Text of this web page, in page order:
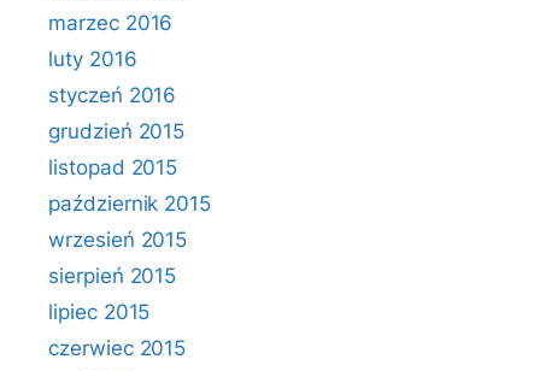
marzec 2016
luty 2016
styczeń 2016
grudzień 2015
listopad 2015
październik 2015
wrzesień 2015
sierpień 2015
lipiec 2015
czerwiec 2015